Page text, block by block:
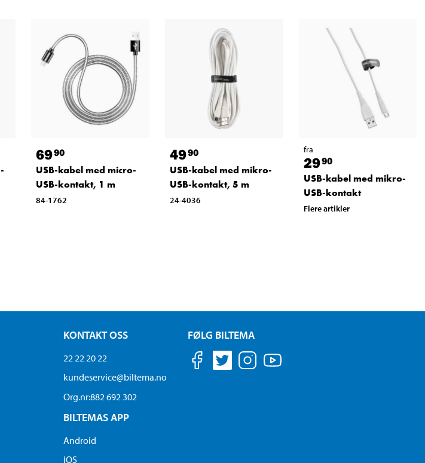
6990
USB-kabel med micro-
USB-kontakt, 1 m
84-1762
4990
USB-kabel med mikro-
USB-kontakt, 5 m
24-4036
fra
2990
USB-kabel med mikro-
USB-kontakt
Flere artikler
KONTAKT OSS
22 22 20 22
kundeservice@biltema.no
Org.nr:882 692 302
BILTEMAS APP
Android
iOS
FØLG BILTEMA